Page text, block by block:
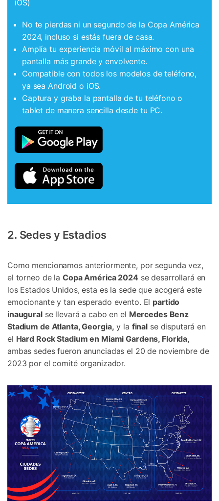
iOS)
No te pierdas ni un segundo de la Copa América
2024, incluso si estás fuera de casa.
Amplía tu experiencia móvil al máximo con una
pantalla más grande y envolvente.
Compatible con todos los modelos de teléfono,
ya sea Android o iOS.
Captura y graba la pantalla de tu teléfono o
tablet de manera sencilla desde tu PC.
2. Sedes y Estadios
Como mencionamos anteriormente, por segunda vez,
el torneo de la Copa América 2024 se desarrollará en
los Estados Unidos, esta es la sede que acogerá este
emocionante y tan esperado evento. El partido
inauguralse llevará a cabo en el Mercedes Benz
Stadium de Atlanta, Georgia, y la final se disputará en
el Hard Rock Stadium en Miami Gardens, Florida,
ambas sedes fueron anunciadas el 20 de noviembre de
2023 por el comité organizador.